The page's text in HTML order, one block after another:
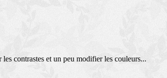
contrastes et un peu modifier les couleurs...